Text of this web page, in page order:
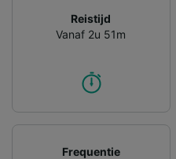
Reistijd
Vanaf 2u 51m
Frequentie